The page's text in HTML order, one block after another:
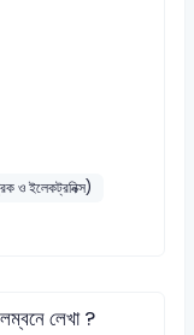
ও ইলেকট্রনিক্স)
লেখা ?